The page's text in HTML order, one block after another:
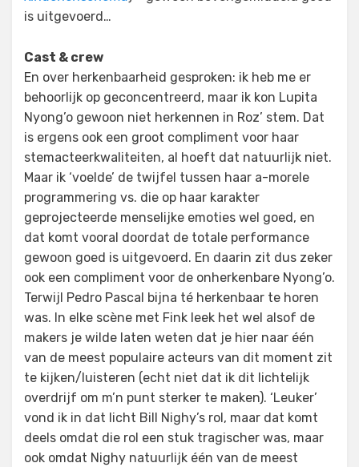
is uitgevoerd…
Cast & crew
En over herkenbaarheid gesproken: ik heb me er
behoorlijk op geconcentreerd, maar ik kon Lupita
Nyong’o gewoon niet herkennen in Roz’ stem. Dat
is ergens ook een groot compliment voor haar
stemacteerkwaliteiten, al hoeft dat natuurlijk niet.
Maar ik ‘voelde’ de twijfel tussen haar a-morele
programmering vs. die op haar karakter
geprojecteerde menselijke emoties wel goed, en
dat komt vooral doordat de totale performance
gewoon goed is uitgevoerd. En daarin zit dus zeker
ook een compliment voor de onherkenbare Nyong’o.
Terwijl Pedro Pascal bijna té herkenbaar te horen
was. In elke scène met Fink leek het wel alsof de
makers je wilde laten weten dat je hier naar één
van de meest populaire acteurs van dit moment zit
te kijken/luisteren (echt niet dat ik dit lichtelijk
overdrijf om m’n punt sterker te maken). ‘Leuker’
vond ik in dat licht Bill Nighy’s rol, maar dat komt
deels omdat die rol een stuk tragischer was, maar
ook omdat Nighy natuurlijk één van de meest